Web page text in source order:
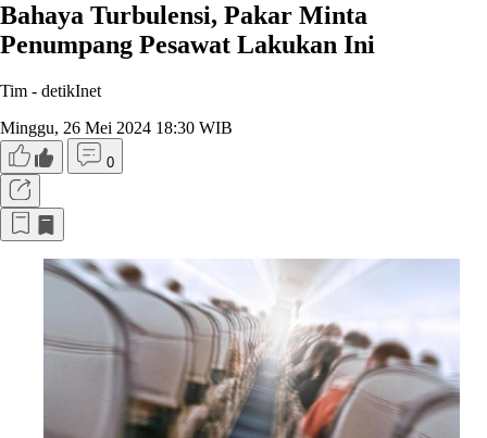
Bahaya Turbulensi, Pakar Minta
Penumpang Pesawat Lakukan Ini
Tim - detikInet
Minggu, 26 Mei 2024 18:30 WIB
0